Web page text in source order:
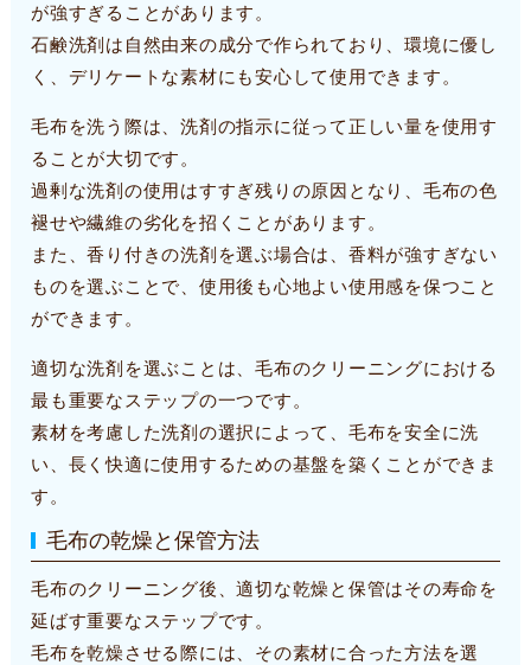
が強すぎることがあります。
石鹸洗剤は自然由来の成分で作られており、環境に優し
く、デリケートな素材にも安心して使用できます。
毛布を洗う際は、洗剤の指示に従って正しい量を使用す
ることが大切です。
過剰な洗剤の使用はすすぎ残りの原因となり、毛布の色
褪せや繊維の劣化を招くことがあります。
また、香り付きの洗剤を選ぶ場合は、香料が強すぎない
ものを選ぶことで、使用後も心地よい使用感を保つこと
ができます。
適切な洗剤を選ぶことは、毛布のクリーニングにおける
最も重要なステップの一つです。
素材を考慮した洗剤の選択によって、毛布を安全に洗
い、長く快適に使用するための基盤を築くことができま
す。
毛布の乾燥と保管方法
毛布のクリーニング後、適切な乾燥と保管はその寿命を
延ばす重要なステップです。
毛布を乾燥させる際には、その素材に合った方法を選